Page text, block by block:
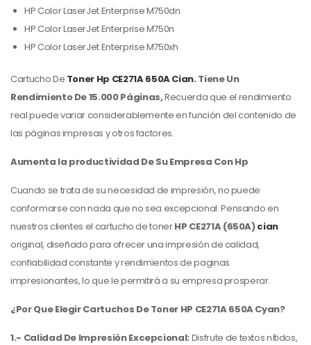
HP Color LaserJet Enterprise M750dn
HP Color LaserJet Enterprise M750n
HP Color LaserJet Enterprise M750xh
Cartucho De Toner Hp CE271A 650A Cian.Tiene Un
Rendimiento De 15.000 Páginas,Recuerda que el rendimiento
real puede variar considerablemente en función del contenido de
las páginas impresas y otros factores.
Aumenta la productividad De Su Empresa Con Hp
Cuando se trata de su necesidad de impresión, no puede
conformarse con nada que no sea excepcional. Pensando en
nuestros clientes el cartucho de tonerHP CE271A (650A)cian
original, diseñado para ofrecer una impresión de calidad,
confiabilidad constante y rendimientos de paginas
impresionantes, lo que le permitirá a su empresa prosperar.
¿Por Que Elegir Cartuchos De Toner HP CE271A 650A Cyan?
1.- Calidad De Impresión Excepcional: Disfrute de textos nítidos,